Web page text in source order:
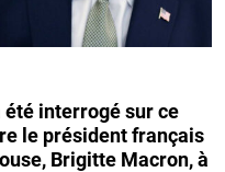
été interrogé sur ce
le président français
Brigitte Macron, à